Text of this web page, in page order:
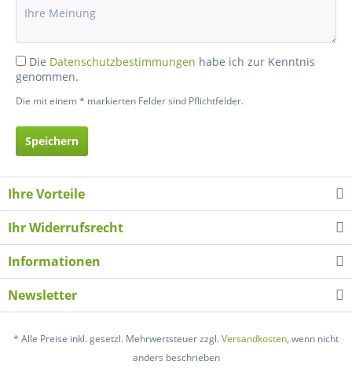
Die Datenschutzbestimmungen habe ich zur Kenntnis
genommen.
Die mit einem * markierten Felder sind Pflichtfelder.
Speichern
Ihre Vorteile
Ihr Widerrufsrecht
Informationen
Newsletter
* Alle Preise inkl. gesetzl. Mehrwertsteuer zzgl.Versandkosten, wenn nicht
anders beschrieben